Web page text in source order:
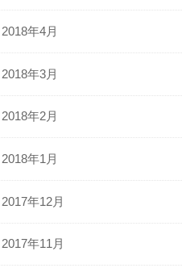
2018年4月
2018年3月
2018年2月
2018年1月
2017年12月
2017年11月